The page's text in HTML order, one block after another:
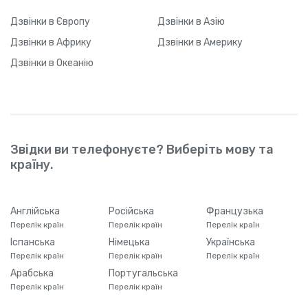
Дзвінки в Європу Дзвінки в Азію
Дзвінки в Африку Дзвінки в Америку
Дзвінки в Океанію
Звідки ви телефонуєте? Виберіть мову та
країну.
Англійська
Перелік країн
Російська
Перелік країн
Французька
Перелік країн
Іспанська
Перелік країн
Німецька
Перелік країн
Українська
Перелік країн
Арабська
Перелік країн
Португальська
Перелік країн